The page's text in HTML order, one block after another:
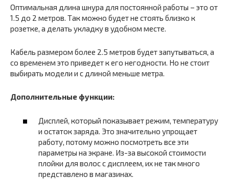
Оптимальная длина шнура для постоянной работы – это от
1.5 до 2 метров. Так можно будет не стоять близко к
розетке, а делать укладку в удобном месте.
Кабель размером более 2.5 метров будет запутываться, а
со временем это приведет к его негодности. Но не стоит
выбирать модели и с длиной меньше метра.
Дополнительные функции:
Дисплей, который показывает режим, температуру
и остаток заряда. Это значительно упрощает
работу, потому можно посмотреть все эти
параметры на экране. Из-за высокой стоимости
плойки для волос с дисплеем, их не так много
представлено в магазинах.